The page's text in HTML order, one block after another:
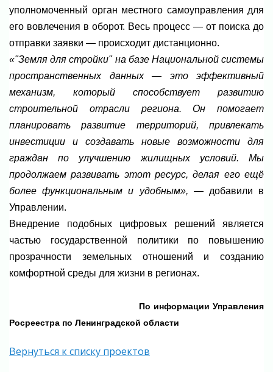
уполномоченный орган местного самоуправления для
его вовлечения в оборот. Весь процесс — от поиска до
отправки заявки — происходит дистанционно.
«"Земля для стройки" на базе Национальной системы
пространственных данных — это эффективный
механизм, который способствует развитию
строительной отрасли региона. Он помогает
планировать развитие территорий, привлекать
инвестиции и создавать новые возможности для
граждан по улучшению жилищных условий. Мы
продолжаем развивать этот ресурс, делая его ещё
более функциональным и удобным», — добавили в
Управлении.
Внедрение подобных цифровых решений является
частью государственной политики по повышению
прозрачности земельных отношений и созданию
комфортной среды для жизни в регионах.
По информации Управления
Росреестра по Ленинградской области
Вернуться к списку проектов